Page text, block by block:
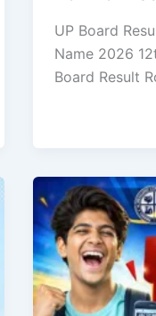
UP Board
Name 2026
Board Result